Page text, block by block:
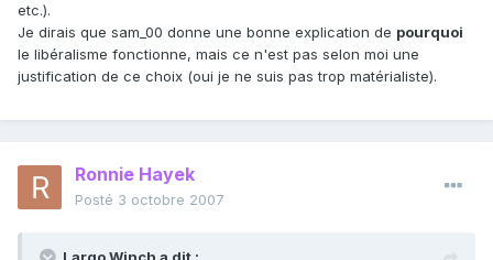
etc.).
Je dirais que sam_00 donne une bonne explication de pourquoi
le libéralisme fonctionne, mais ce n'est pas selon moi une
justification de ce choix (oui je ne suis pas trop matérialiste).
Ronnie Hayek
Posté 3 octobre 2007